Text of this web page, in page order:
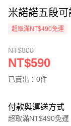
米諾諾五段
超取滿NT$490免運
NT$800
NT$590
已賣出：0件
付款與運送方式
超取滿NT$490免運